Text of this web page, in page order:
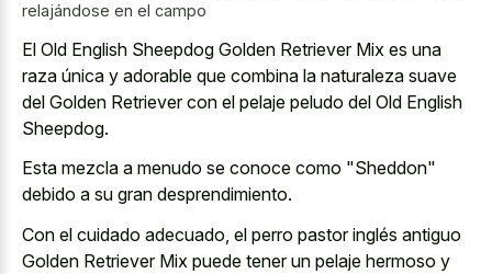
relajándose en el campo
El Old English Sheepdog Golden Retriever Mix es una
raza única y adorable que combina la naturaleza suave
del Golden Retriever con el pelaje peludo del Old English
Sheepdog.
Esta mezcla a menudo se conoce como "Sheddon"
debido a su gran desprendimiento.
Con el cuidado adecuado, el perro pastor inglés antiguo
Golden Retriever Mix puede tener un pelaje hermoso y